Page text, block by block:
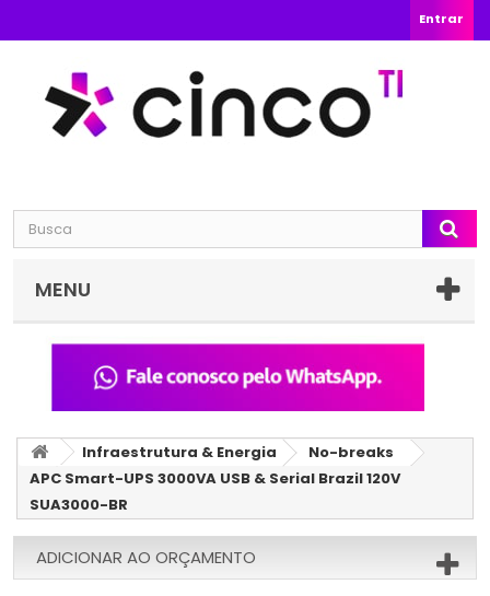
Entrar
MENU
Infraestrutura & Energia
No-breaks
APC Smart-UPS 3000VA USB & Serial Brazil 120V
SUA3000-BR
ADICIONAR AO ORÇAMENTO